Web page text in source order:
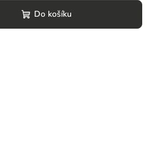
Do košíku